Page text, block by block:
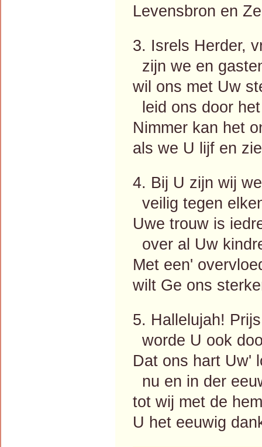
Levensbron en
3. Isrels Herder,
zijn we en
wil ons met Uw
leid ons door
Nimmer kan het
als we U lijf en
4. Bij U zijn wij
veilig tegen
Uwe trouw is
over al Uw
Met een'
wilt Ge ons
5. Hallelujah!
worde U ook
Dat ons hart Uw'
nu en in der
tot wij met de
U het eeuwig